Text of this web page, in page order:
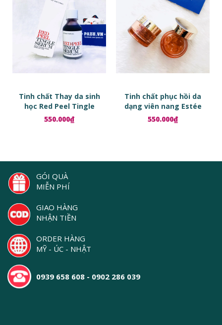
Tinh chất Thay da sinh
học Red Peel Tingle
Serum
550.000₫
Tinh chất phục hồi da
dạng viên nang Estée
Lauder Advanced Night
Repair Ampoules
550.000₫
GÓI QUÀ
MIỄN PHÍ
GIAO HÀNG
NHẬN TIỀN
ORDER HÀNG
MỸ - ÚC - NHẬT
0939 658 608 - 0902 286 039